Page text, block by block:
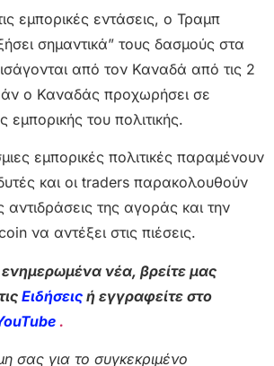
εμπορικές εντάσεις, ο Τραμπ
σημαντικά” τους δασμούς στα
από τον Καναδά από τις 2
ο Καναδάς προχωρήσει σε
εμπορικής του πολιτικής.
εμπορικές πολιτικές παραμένουν
και οι traders παρακολουθούν
αντιδράσεις της αγοράς και την
να αντέξει στις πιέσεις.
ενημερωμένα νέα, βρείτε μας
Ειδήσεις ή εγγραφείτε στο
.
σας για το συγκεκριμένο